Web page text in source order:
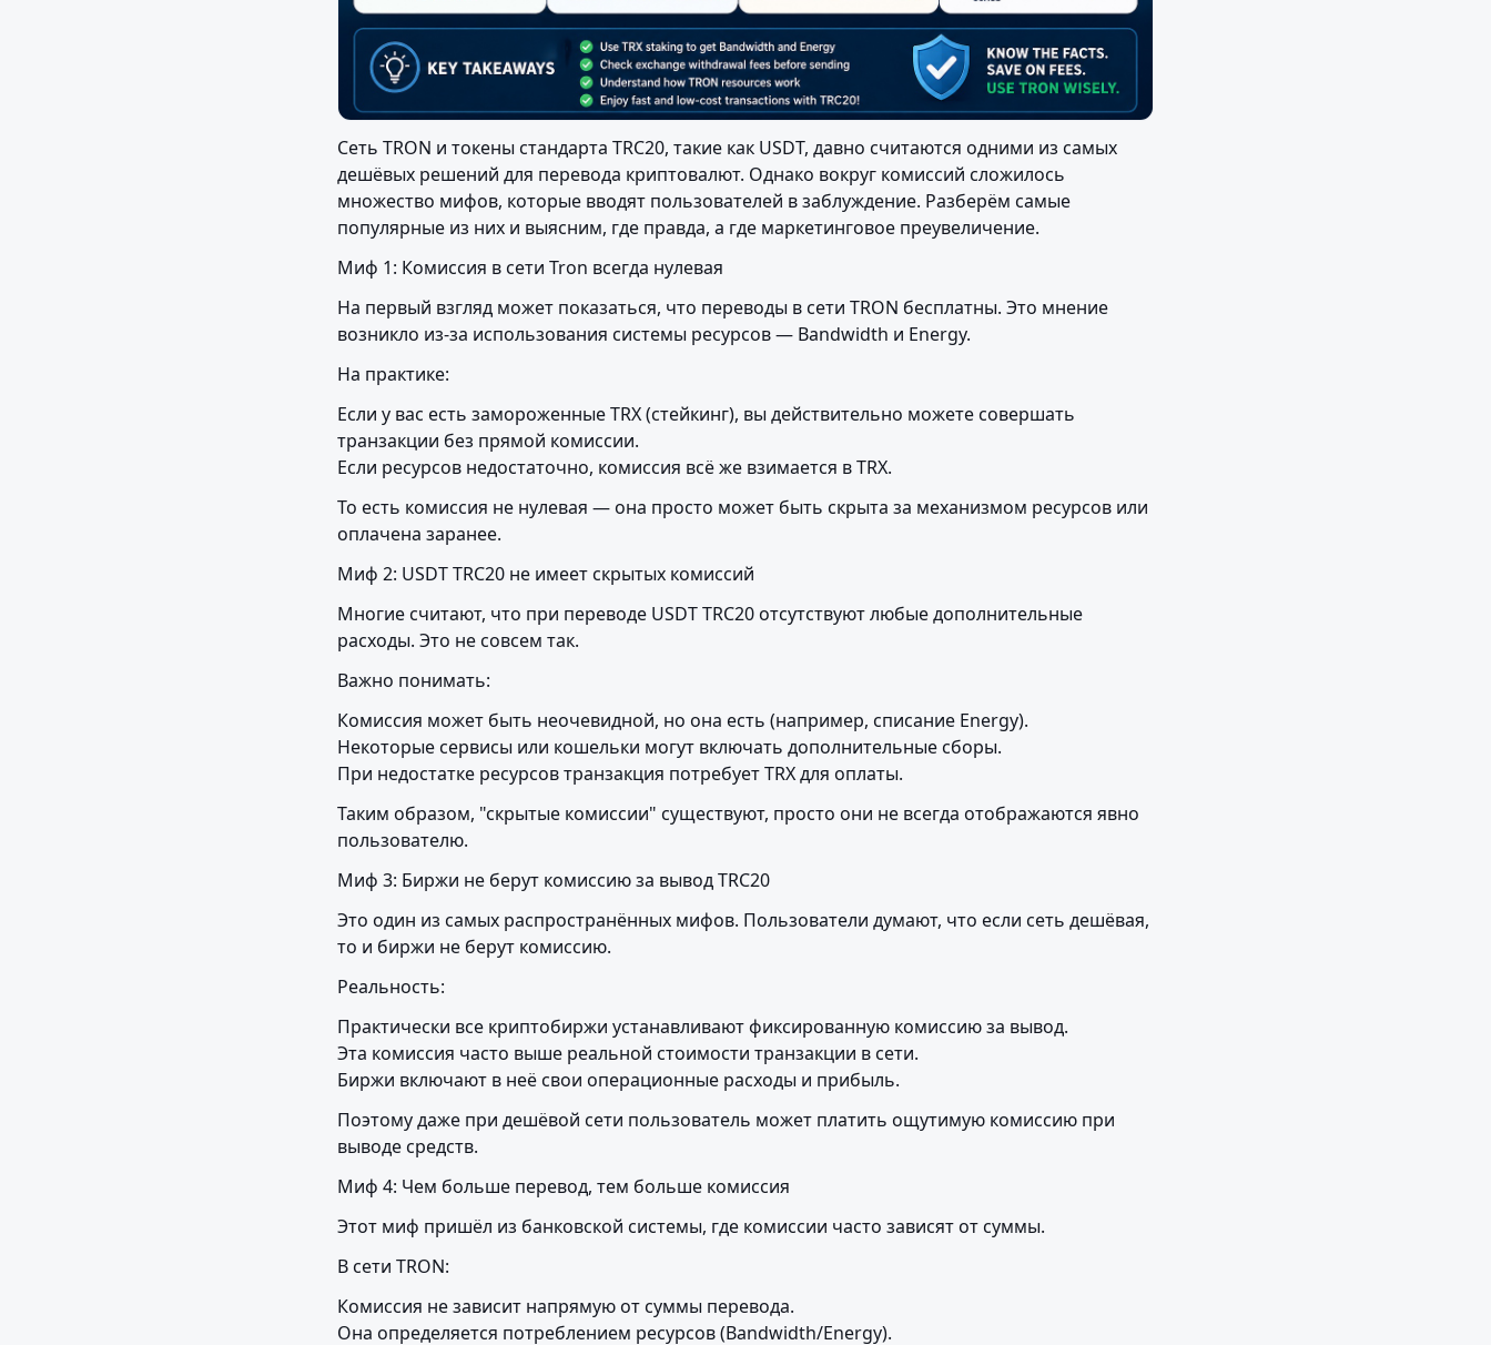
Сеть TRON и токены стандарта TRC20, такие как USDT, давно считаются одними из самых
дешёвых решений для перевода криптовалют. Однако вокруг комиссий сложилось
множество мифов, которые вводят пользователей в заблуждение. Разберём самые
популярные из них и выясним, где правда, а где маркетинговое преувеличение.
Миф 1: Комиссия в сети Tron всегда нулевая
На первый взгляд может показаться, что переводы в сети TRON бесплатны. Это мнение
возникло из-за использования системы ресурсов — Bandwidth и Energy.
На практике:
Если у вас есть замороженные TRX (стейкинг), вы действительно можете совершать
транзакции без прямой комиссии.
Если ресурсов недостаточно, комиссия всё же взимается в TRX.
То есть комиссия не нулевая — она просто может быть скрыта за механизмом ресурсов или
оплачена заранее.
Миф 2: USDT TRC20 не имеет скрытых комиссий
Многие считают, что при переводе USDT TRC20 отсутствуют любые дополнительные
расходы. Это не совсем так.
Важно понимать:
Комиссия может быть неочевидной, но она есть (например, списание Energy).
Некоторые сервисы или кошельки могут включать дополнительные сборы.
При недостатке ресурсов транзакция потребует TRX для оплаты.
Таким образом, "скрытые комиссии" существуют, просто они не всегда отображаются явно
пользователю.
Миф 3: Биржи не берут комиссию за вывод TRC20
Это один из самых распространённых мифов. Пользователи думают, что если сеть дешёвая,
то и биржи не берут комиссию.
Реальность:
Практически все криптобиржи устанавливают фиксированную комиссию за вывод.
Эта комиссия часто выше реальной стоимости транзакции в сети.
Биржи включают в неё свои операционные расходы и прибыль.
Поэтому даже при дешёвой сети пользователь может платить ощутимую комиссию при
выводе средств.
Миф 4: Чем больше перевод, тем больше комиссия
Этот миф пришёл из банковской системы, где комиссии часто зависят от суммы.
В сети TRON:
Комиссия не зависит напрямую от суммы перевода.
Она определяется потреблением ресурсов (Bandwidth/Energy).